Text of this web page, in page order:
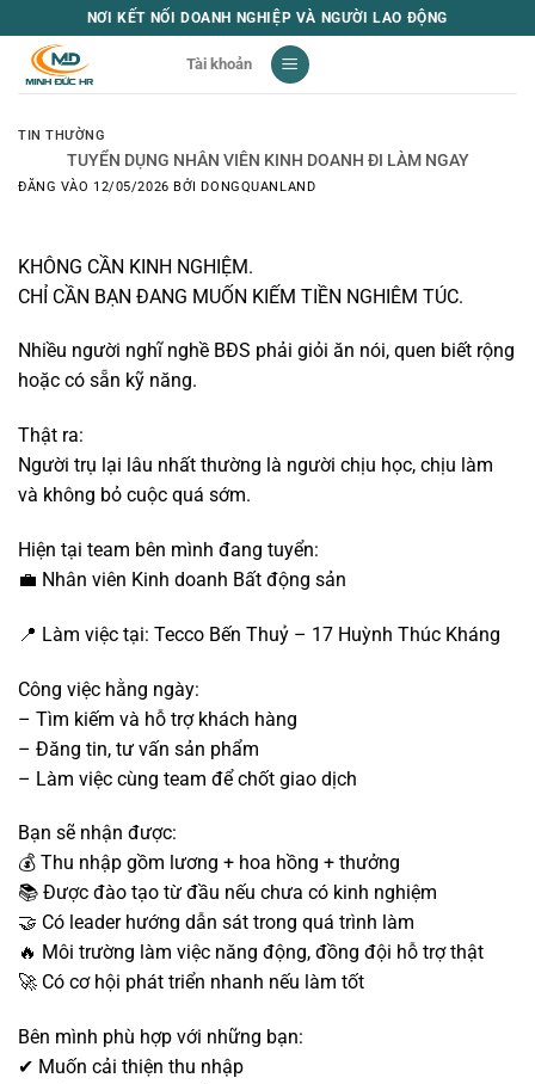
qua
NƠI KẾT NỐI DOANH NGHIỆP VÀ NGƯỜI LAO ĐỘNG
Tài khoản
TIN THƯỜNG
TUYỂN DỤNG NHÂN VIÊN KINH DOANH ĐI LÀM NGAY
ĐĂNG VÀO 12/05/2026 BỞIDONGQUANLAND
KHÔNG CẦN KINH NGHIỆM.
CHỈ CẦN BẠN ĐANG MUỐN KIẾM TIỀN NGHIÊM TÚC.
Nhiều người nghĩ nghề BĐS phải giỏi ăn nói, quen biết rộng
hoặc có sẵn kỹ năng.
Thật ra:
Người trụ lại lâu nhất thường là người chịu học, chịu làm
và không bỏ cuộc quá sớm.
Hiện tại team bên mình đang tuyển:
💼 Nhân viên Kinh doanh Bất động sản
📍 Làm việc tại: Tecco Bến Thuỷ – 17 Huỳnh Thúc Kháng
Công việc hằng ngày:
– Tìm kiếm và hỗ trợ khách hàng
– Đăng tin, tư vấn sản phẩm
– Làm việc cùng team để chốt giao dịch
Bạn sẽ nhận được:
💰 Thu nhập gồm lương + hoa hồng + thưởng
📚 Được đào tạo từ đầu nếu chưa có kinh nghiệm
🤝 Có leader hướng dẫn sát trong quá trình làm
🔥 Môi trường làm việc năng động, đồng đội hỗ trợ thật
🚀 Có cơ hội phát triển nhanh nếu làm tốt
Bên mình phù hợp với những bạn:
✔ Muốn cải thiện thu nhập